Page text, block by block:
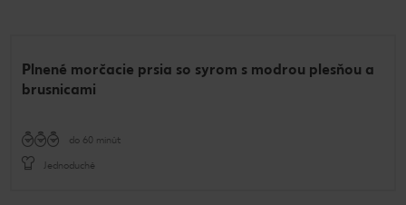
Plnené morčacie prsia so syrom s modrou plesňou a
brusnicami
do 60 minút
Jednoduché